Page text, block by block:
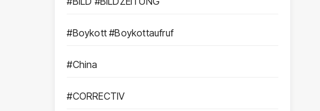
#Boykott #Boykottaufruf
#China
#CORRECTIV